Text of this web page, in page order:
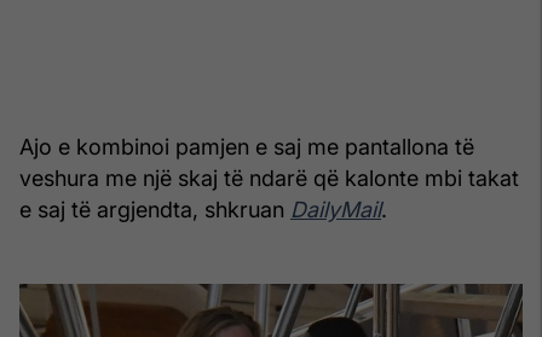
Ajo e kombinoi pamjen e saj me pantallona të
veshura me një skaj të ndarë që kalonte mbi takat
e saj të argjendta, shkruan DailyMail.